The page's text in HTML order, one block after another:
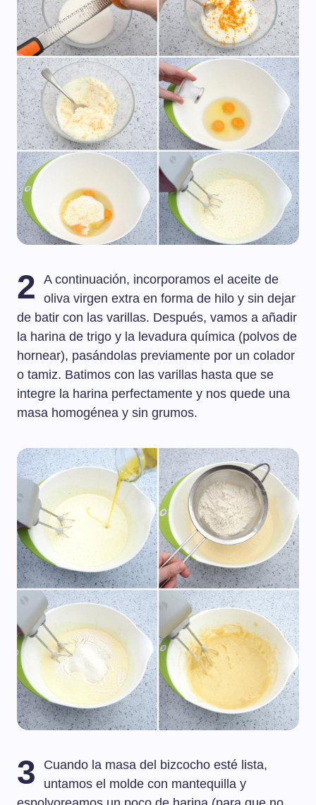
2
A continuación, incorporamos el aceite de
oliva virgen extra en forma de hilo y sin dejar
de batir con las varillas. Después, vamos a añadir
la harina de trigo y la levadura química (polvos de
hornear), pasándolas previamente por un colador
o tamiz. Batimos con las varillas hasta que se
integre la harina perfectamente y nos quede una
masa homogénea y sin grumos.
3
Cuando la masa del bizcocho esté lista,
untamos el molde con mantequilla y